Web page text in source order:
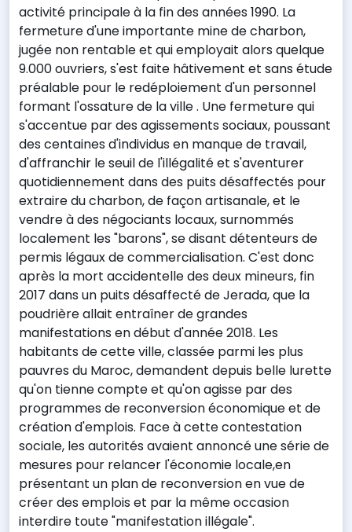
activité principale à la fin des années 1990. La
fermeture d'une importante mine de charbon,
jugée non rentable et qui employait alors quelque
9.000 ouvriers, s'est faite hâtivement et sans étude
préalable pour le redéploiement d'un personnel
formant l'ossature de la ville . Une fermeture qui
s'accentue par des agissements sociaux, poussant
des centaines d'individus en manque de travail,
d'affranchir le seuil de l'illégalité et s'aventurer
quotidiennement dans des puits désaffectés pour
extraire du charbon, de façon artisanale, et le
vendre à des négociants locaux, surnommés
localement les "barons", se disant détenteurs de
permis légaux de commercialisation. C'est donc
après la mort accidentelle des deux mineurs, fin
2017 dans un puits désaffecté de Jerada, que la
poudrière allait entraîner de grandes
manifestations en début d'année 2018. Les
habitants de cette ville, classée parmi les plus
pauvres du Maroc, demandent depuis belle lurette
qu'on tienne compte et qu'on agisse par des
programmes de reconversion économique et de
création d'emplois. Face à cette contestation
sociale, les autorités avaient annoncé une série de
mesures pour relancer l'économie locale,en
présentant un plan de reconversion en vue de
créer des emplois et par la même occasion
interdire toute "manifestation illégale".